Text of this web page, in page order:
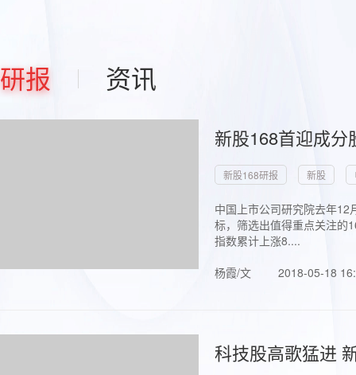
研报 资讯
新股168首迎成
新股168研报 新股
中国上市公司研究院去年
标，筛选出值得重点关注的
指数累计上涨8....
杨霞/文
2018-05-18
科技股高歌猛进